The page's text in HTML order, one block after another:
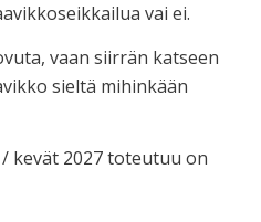
vai ei.
vaan siirrän katseen
sieltä mihinkään
kevät 2027 toteutuu on